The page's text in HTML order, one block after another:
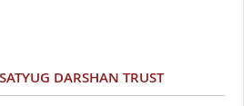
DARSHAN TRUST